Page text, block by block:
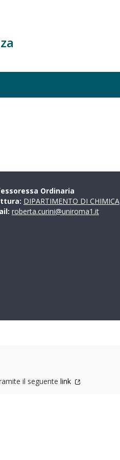
Ordinaria
DIPARTIMENTO DI CHIMICA
roberta.curini@uniroma1.it
il seguente link